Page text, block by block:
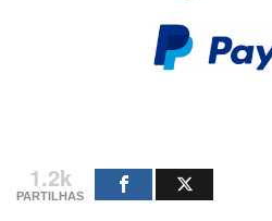
1.2k
PARTILHAS